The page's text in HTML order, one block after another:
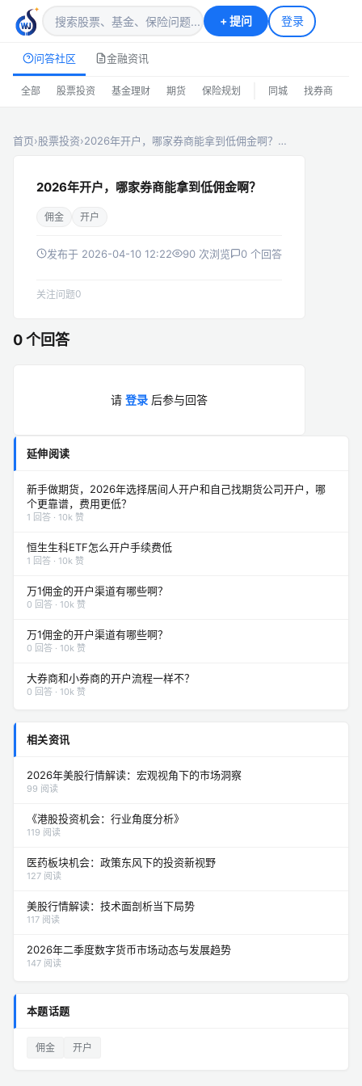
+提问 登录
问答社区 金融资讯
全部 股票投资 基金理财 期货 保险规划 同城 找券商
首页›股票投资›2026年开户，哪家券商能拿到低佣金啊？…
2026年开户，哪家券商能拿到低佣金啊？
佣金 开户
发布于 2026-04-10 12:22 90 次浏览 0 个回答
关注问题0
0 个回答
请 登录 后参与回答
延伸阅读
新手做期货，2026年选择居间人开户和自己找期货公司开户，哪
个更靠谱，费用更低？
1 回答 · 10k 赞
恒生生科ETF怎么开户手续费低
1 回答 · 10k 赞
万1佣金的开户渠道有哪些啊？
0 回答 · 10k 赞
万1佣金的开户渠道有哪些啊？
0 回答 · 10k 赞
大券商和小券商的开户流程一样不？
0 回答 · 10k 赞
相关资讯
2026年美股行情解读：宏观视角下的市场洞察
99 阅读
《港股投资机会：行业角度分析》
119 阅读
医药板块机会：政策东风下的投资新视野
127 阅读
美股行情解读：技术面剖析当下局势
117 阅读
2026年二季度数字货币市场动态与发展趋势
147 阅读
本题话题
佣金 开户